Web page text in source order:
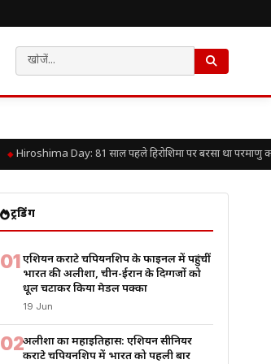
Hiroshima Day: 81 साल पहले हिरोशिमा पर बरसा था परमाणु
ट्रेंडिंग
01एशियन कराटे चैंपियनशिप के फाइनल में पहुंचीं
भारत की अलीशा, चीन-ईरान के दिग्गजों को
धूल चटाकर किया मेडल पक्का
19 Jun
02अलीशा का महाइतिहास: एशियन सीनियर
कराटे चैंपियनशिप में भारत को पहली बार